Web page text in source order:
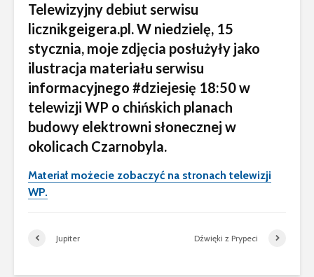
Telewizyjny debiut serwisu
licznikgeigera.pl. W niedzielę, 15
stycznia, moje zdjęcia posłużyły jako
ilustracja materiału serwisu
informacyjnego #dziejesię 18:50 w
telewizji WP o chińskich planach
budowy elektrowni słonecznej w
okolicach Czarnobyla.
Materiał możecie zobaczyć na stronach telewizji
WP.
Jupiter Dźwięki z Prypeci